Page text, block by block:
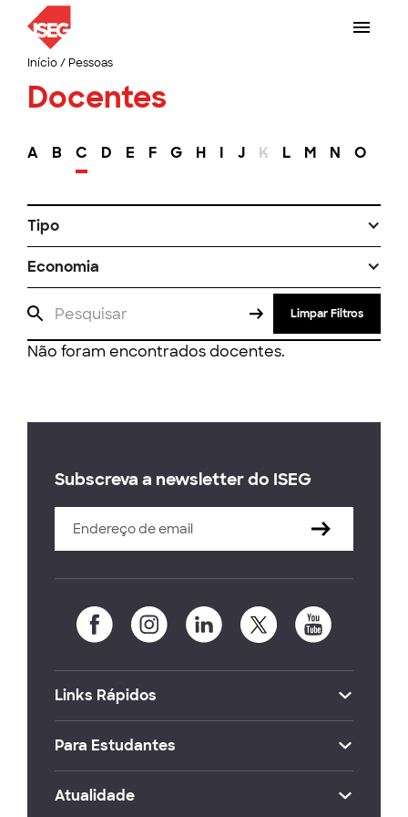
Início/ Pessoas
Docentes
A B C D E F G H I J K L M N O
Tipo
Economia
Limpar Filtros
Não foram encontrados docentes.
Subscreva a newsletter do ISEG
Links Rápidos
Para Estudantes
Atualidade